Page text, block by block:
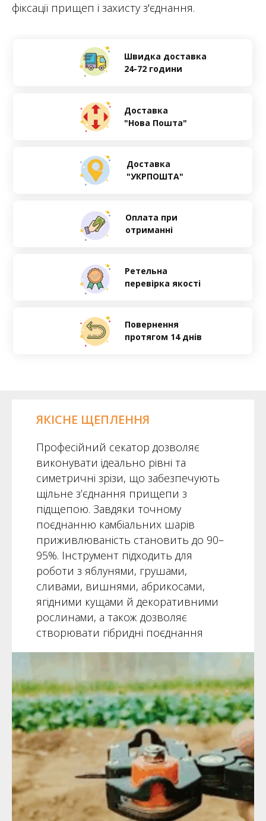
фіксації прищеп і захисту з'єднання.
Оплата при
отриманні
Ретельна
перевірка якості
Швидка доставка
24-72 години
Доставка
"Нова Пошта"
Доставка
"УКРПОШТА"
Повернення
протягом 14 днів
ЯКІСНЕ ЩЕПЛЕННЯ
Професійний секатор дозволяє
виконувати ідеально рівні та
симетричні зрізи, що забезпечують
щільне з’єднання прищепи з
підщепою. Завдяки точному
поєднанню камбіальних шарів
приживлюваність становить до 90–
95%. Інструмент підходить для
роботи з яблунями, грушами,
сливами, вишнями, абрикосами,
ягідними кущами й декоративними
рослинами, а також дозволяє
створювати гібридні поєднання